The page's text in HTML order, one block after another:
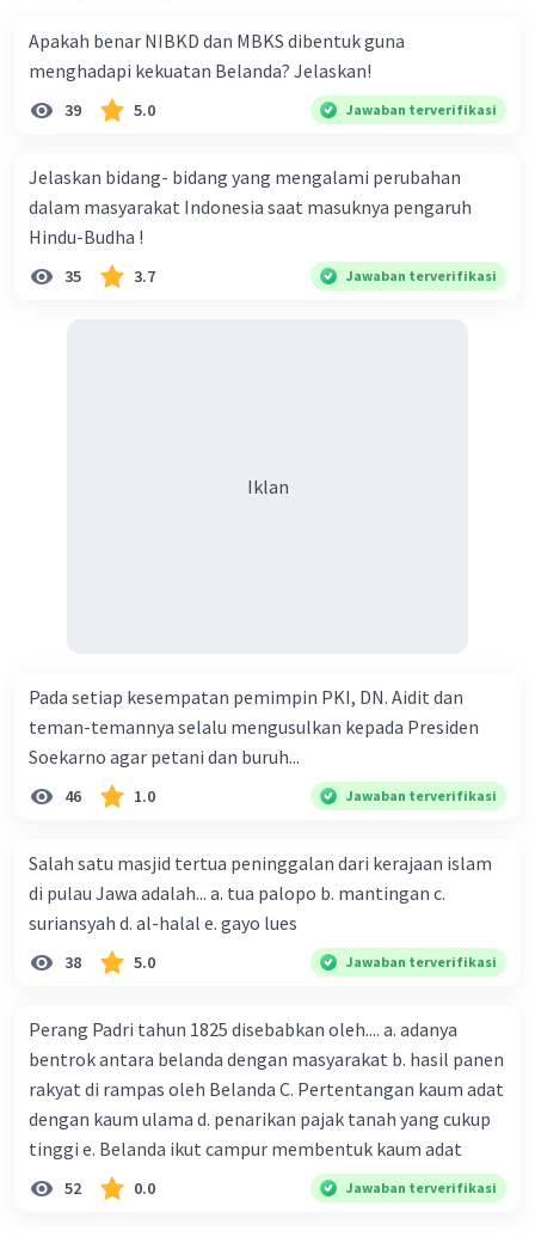
Apakah benar NIBKD dan MBKS dibentuk guna
menghadapi kekuatan Belanda? Jelaskan!
39 5.0 Jawaban terverifikasi
Jelaskan bidang- bidang yang mengalami perubahan
dalam masyarakat Indonesia saat masuknya pengaruh
Hindu-Budha !
35 3.7 Jawaban terverifikasi
Iklan
Pada setiap kesempatan pemimpin PKI, DN. Aidit dan
teman-temannya selalu mengusulkan kepada Presiden
Soekarno agar petani dan buruh...
46 1.0 Jawaban terverifikasi
Salah satu masjid tertua peninggalan dari kerajaan islam
di pulau Jawa adalah... a. tua palopo b. mantingan c.
suriansyah d. al-halal e. gayo lues
38 5.0 Jawaban terverifikasi
Perang Padri tahun 1825 disebabkan oleh.... a. adanya
bentrok antara belanda dengan masyarakat b. hasil panen
rakyat di rampas oleh Belanda C. Pertentangan kaum adat
dengan kaum ulama d. penarikan pajak tanah yang cukup
tinggi e. Belanda ikut campur membentuk kaum adat
52 0.0 Jawaban terverifikasi